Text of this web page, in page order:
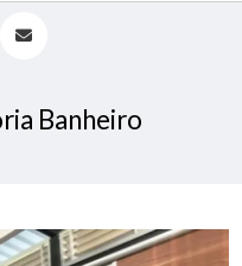
BANHEIRO GRANITO ÁGUA
Banheiro